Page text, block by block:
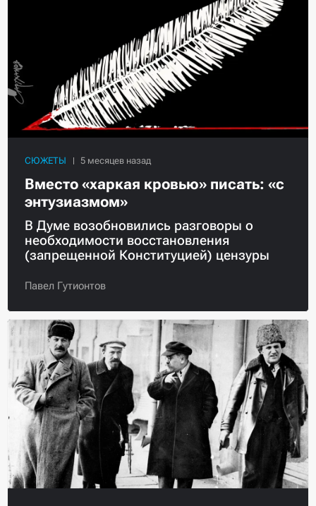
СЮЖЕТЫ
Вместо «харкая кровью» писать: «с
энтузиазмом»
В Думе возобновились разговоры о
необходимости восстановления
(запрещенной Конституцией) цензуры
Павел Гутионтов